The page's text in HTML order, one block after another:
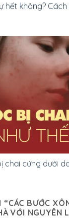
hết không?
chai cứng dưới
“CÁC BƯỚC
VỚI NGUYÊN